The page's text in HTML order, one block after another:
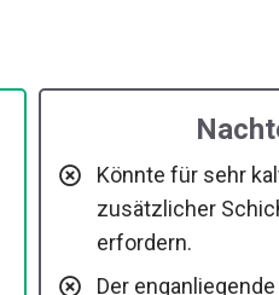
Könnte für sehr
zusätzlicher
erfordern.
Der